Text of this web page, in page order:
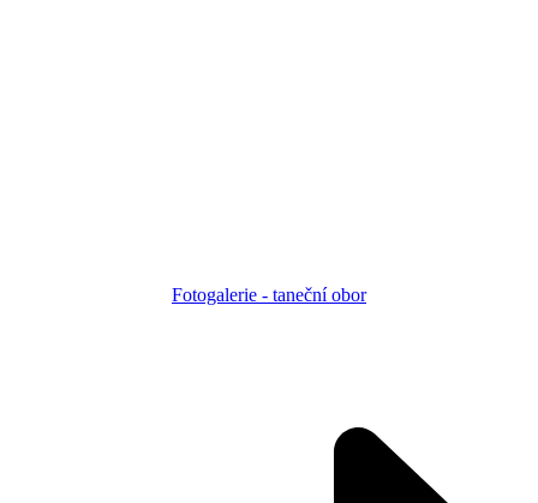
Fotogalerie - taneční obor